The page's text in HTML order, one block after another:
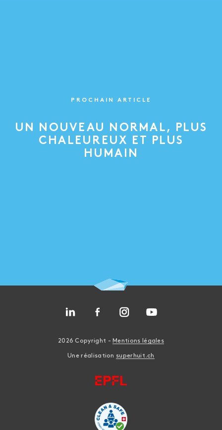
PROCHAIN ARTICLE
UN NOUVEAU NORMAL, PLUS
CHALEUREUX ET PLUS
HUMAIN
2026 Copyright - Mentions légales
Une réalisation superhuit.ch